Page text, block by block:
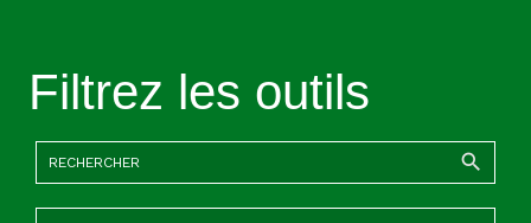
Filtrez les outils